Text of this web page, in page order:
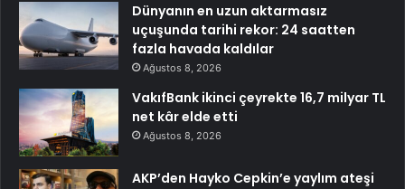
Dünyanın en uzun aktarmasız
uçuşunda tarihi rekor: 24 saatten
fazla havada kaldılar
Ağustos 8, 2026
VakıfBank ikinci çeyrekte 16,7 milyar TL
net kâr elde etti
Ağustos 8, 2026
AKP’den Hayko Cepkin’e yaylım ateşi